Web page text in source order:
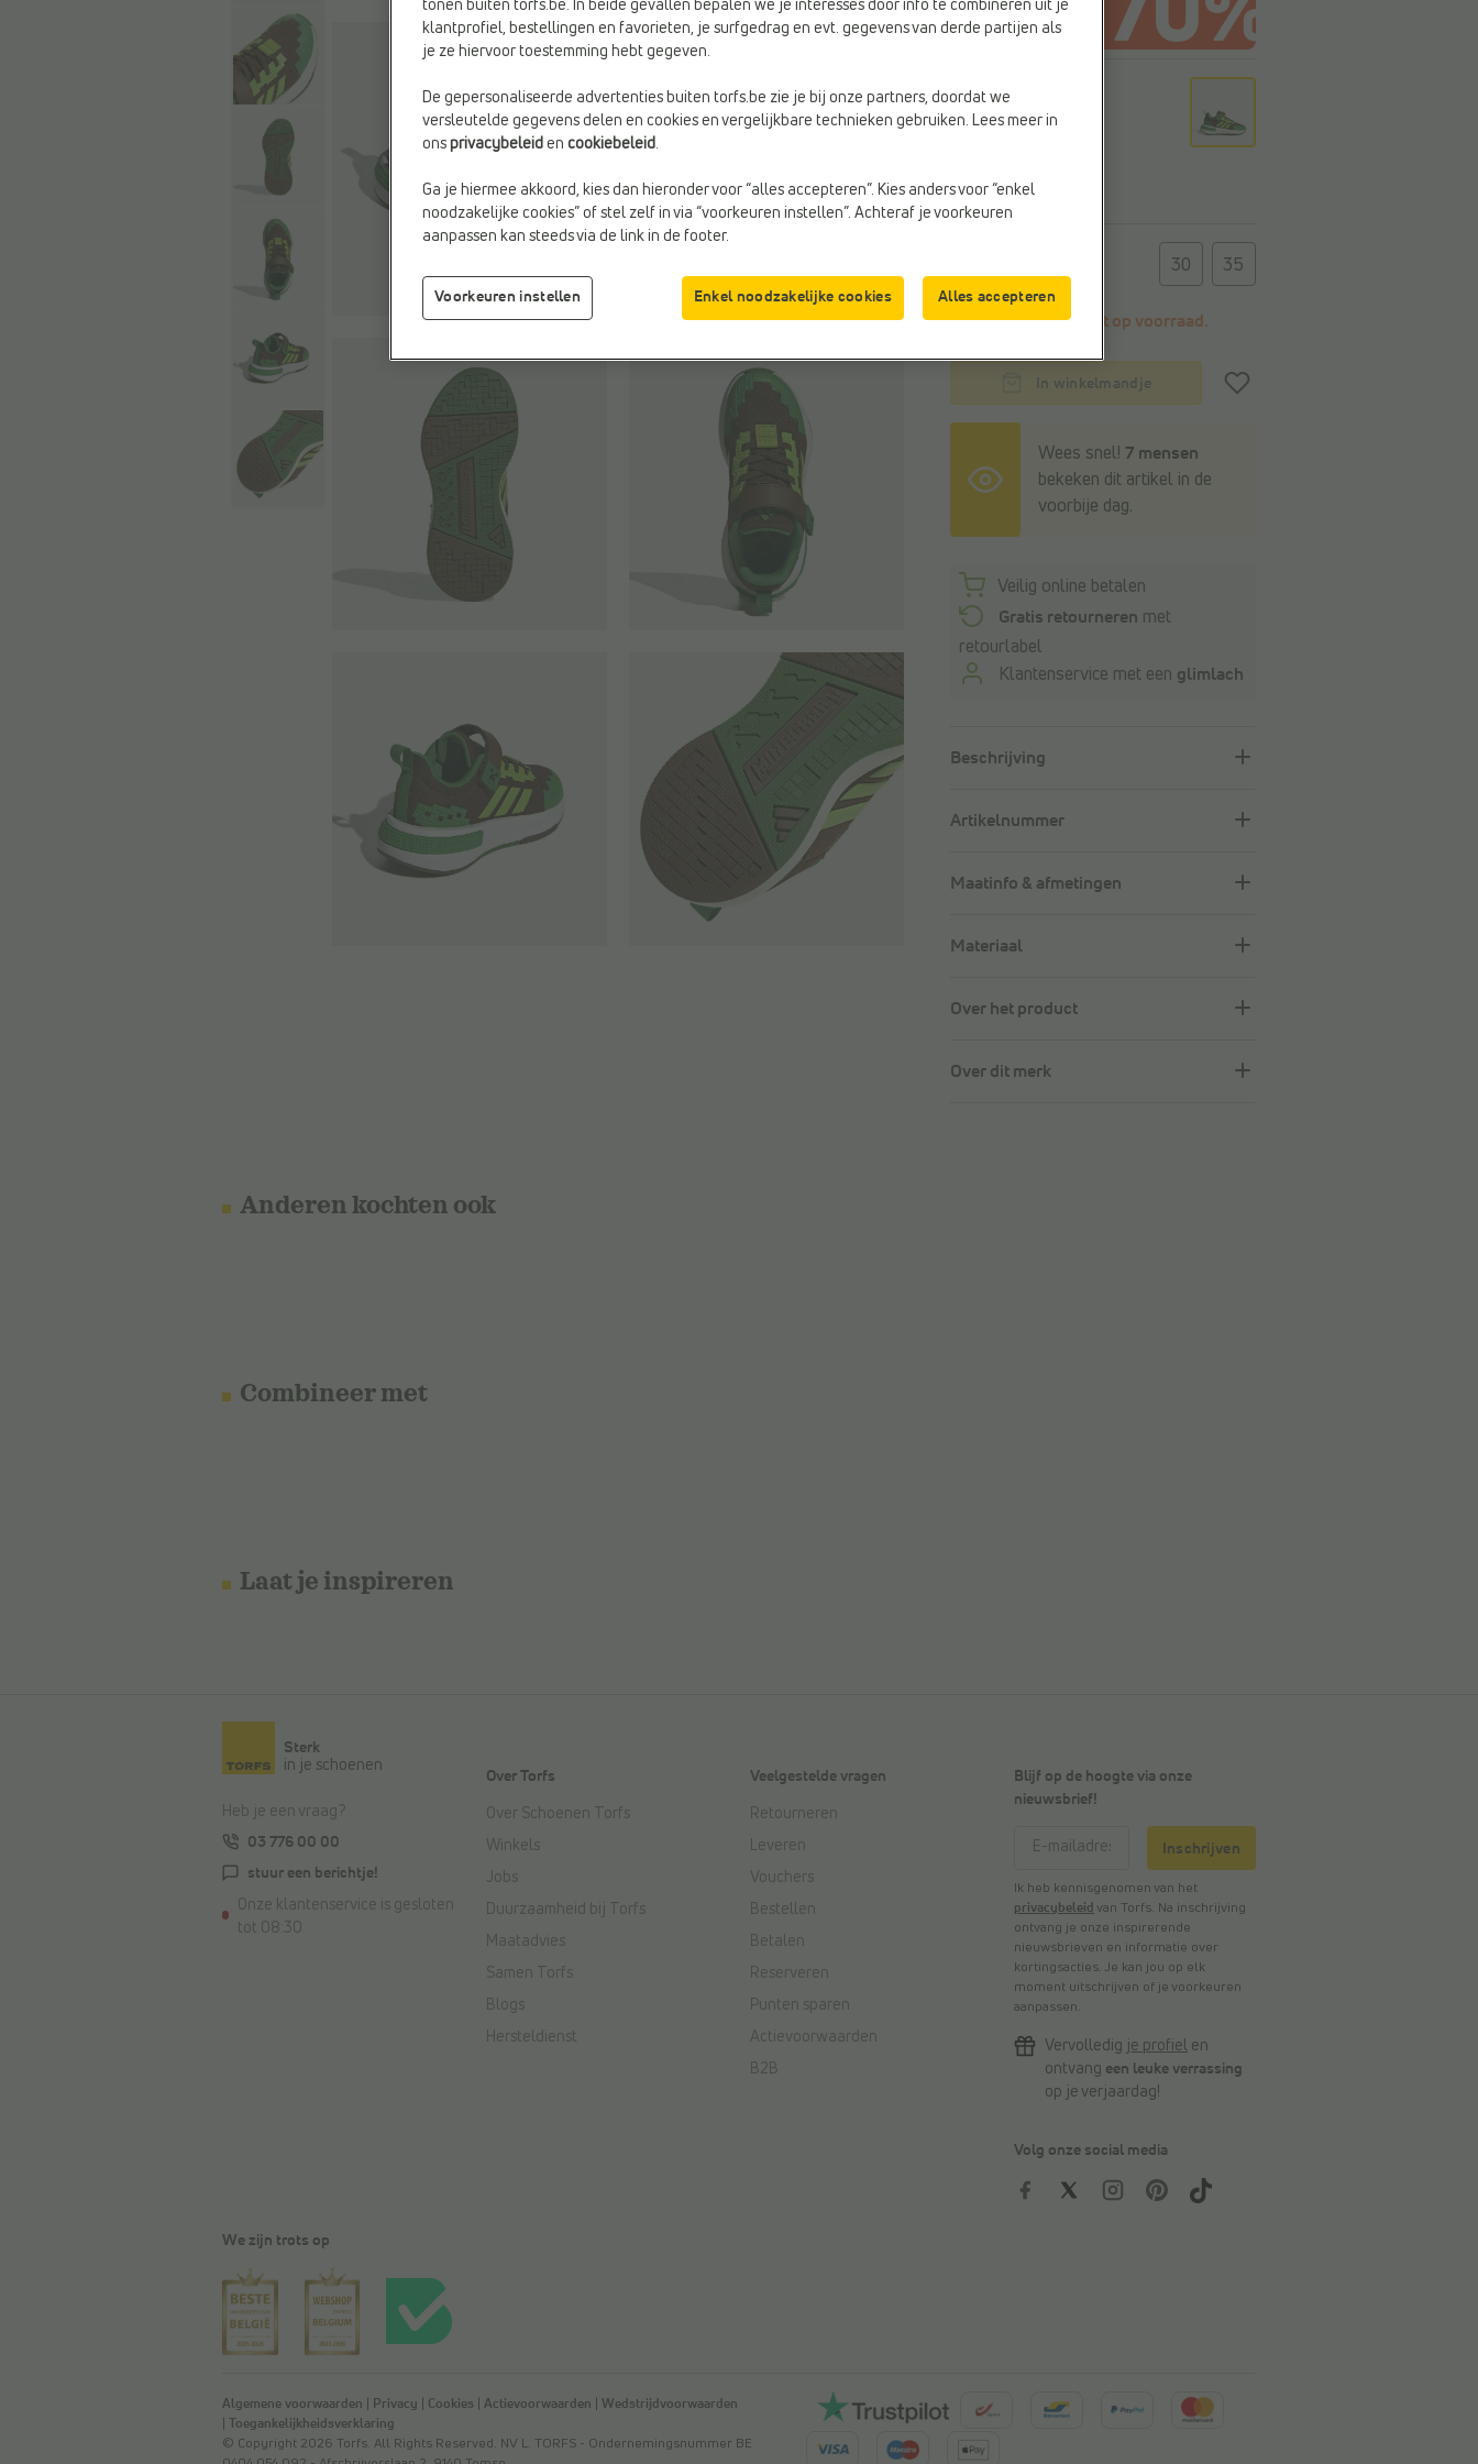
Kleur
auburn/
n/ ftwr
white
30 35
Deze maat is niet op voorraad.
In winkelmandje
Wees snel! 7 mensen
bekeken dit artikel in de
voorbije dag.
Veilig online betalen
Gratis retourneren met
retourlabel
Klantenservice met een glimlach
Beschrijving
Artikelnummer
Maatinfo & afmetingen
Materiaal
Over het product
Over dit merk
Anderen kochten ook
Combineer met
Laat je inspireren
Sterk
in je schoenen
Heb je een vraag?
03 776 00 00
stuur een berichtje!
Onze klantenservice is gesloten
tot 08:30
Over Torfs
Over Schoenen Torfs
Winkels
Jobs
Duurzaamheid bij Torfs
Maatadvies
Samen Torfs
Blogs
Hersteldienst
Veelgestelde vragen
Retourneren
Leveren
Vouchers
Bestellen
Betalen
Reserveren
Punten sparen
Actievoorwaarden
B2B
Blijf op de hoogte via onze
nieuwsbrief!
Inschrijven
Ik heb kennisgenomen van het
privacybeleid van Torfs. Na inschrijving
ontvang je onze inspirerende
nieuwsbrieven en informatie over
kortingsacties. Je kan jou op elk
moment uitschrijven of je voorkeuren
aanpassen.
Vervolledig je profiel
en
ontvang een leuke verrassing
op je verjaardag!
Volg onze social media
We zijn trots op
Algemene voorwaarden Privacy Cookies Actievoorwaarden
Wedstrijdvoorwaarden
Toegankelijkheidsverklaring
© Copyright 2026 Torfs. All Rights Reserved. NV L. TORFS - Ondernemingsnummer BE
tonen buiten torfs.be. In beide gevallen bepalen we je interesses door info te combineren uit je
klantprofiel, bestellingen en favorieten, je surfgedrag en evt. gegevens van derde partijen als
je ze hiervoor toestemming hebt gegeven.
De gepersonaliseerde advertenties buiten torfs.be zie je bij onze partners, doordat we
versleutelde gegevens delen en cookies en vergelijkbare technieken gebruiken. Lees meer in
ons privacybeleid en cookiebeleid.
Ga je hiermee akkoord, kies dan hieronder voor “alles accepteren”. Kies anders voor “enkel
noodzakelijke cookies” of stel zelf in via “voorkeuren instellen”. Achteraf je voorkeuren
aanpassen kan steeds via de link in de footer.
Voorkeuren instellen Enkel noodzakelijke cookies Alles accepteren